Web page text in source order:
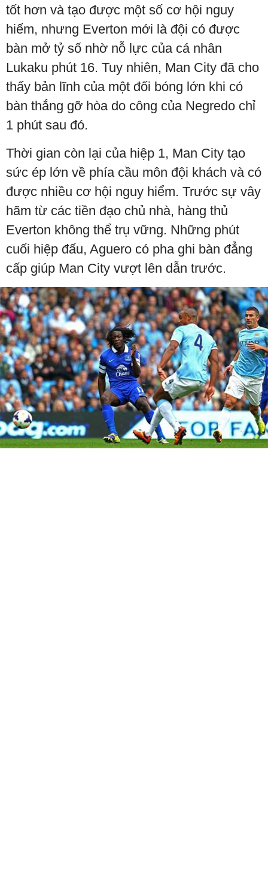
tốt hơn và tạo được một số cơ hội nguy
hiểm, nhưng Everton mới là đội có được
bàn mở tỷ số nhờ nỗ lực của cá nhân
Lukaku phút 16. Tuy nhiên, Man City đã cho
thấy bản lĩnh của một đối bóng lớn khi có
bàn thắng gỡ hòa do công của Negredo chỉ
1 phút sau đó.
Thời gian còn lại của hiệp 1, Man City tạo
sức ép lớn về phía cầu môn đội khách và có
được nhiều cơ hội nguy hiểm. Trước sự vây
hãm từ các tiền đạo chủ nhà, hàng thủ
Everton không thể trụ vững. Những phút
cuối hiệp đấu, Aguero có pha ghi bàn đẳng
cấp giúp Man City vượt lên dẫn trước.